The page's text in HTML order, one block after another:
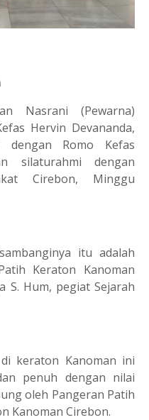
Nasrani (Pewarna)
Hervin Devananda,
Romo Kefas
silaturahmi dengan
Cirebon, Minggu
itu adalah
Keraton Kanoman
S. Hum, pegiat Sejarah
keraton Kanoman ini
penuh dengan nilai
oleh Pangeran Patih
Kanoman Cirebon.